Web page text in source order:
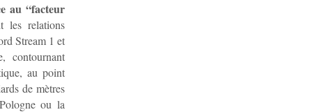
au “facteur
les relations
Stream 1 et
contournant
au point
de mètres
ou la